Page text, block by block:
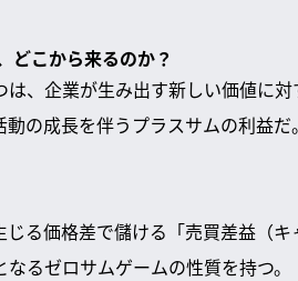
どこから来るのか？
、企業が生み出す新しい価値に
の成長を伴うプラスサムの利益だ。
る価格差で儲ける「売買差益（
るゼロサムゲームの性質を持つ。